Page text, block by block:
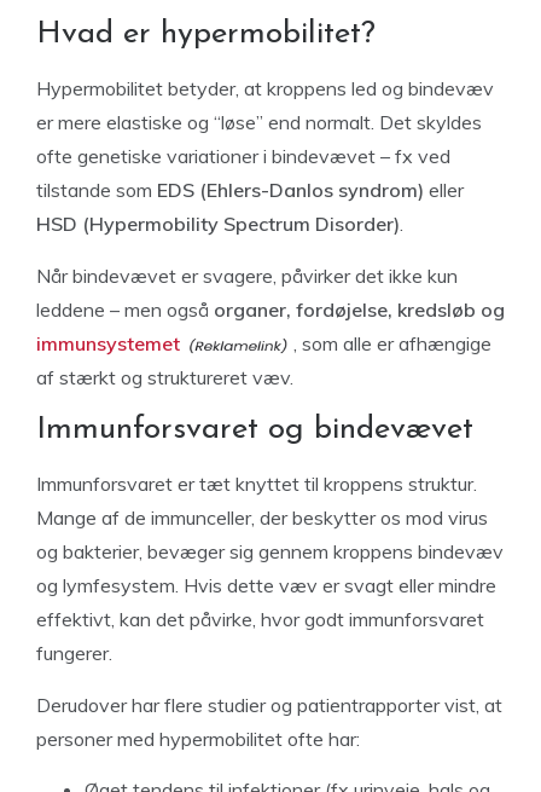
Hvad er hypermobilitet?
Hypermobilitet betyder, at kroppens led og bindevæv
er mere elastiske og “løse” end normalt. Det skyldes
ofte genetiske variationer i bindevævet – fx ved
tilstande som EDS (Ehlers-Danlos syndrom) eller
HSD (Hypermobility Spectrum Disorder).
Når bindevævet er svagere, påvirker det ikke kun
leddene – men også organer, fordøjelse, kredsløb og
immunsystemet
, som alle er afhængige
af stærkt og struktureret væv.
Immunforsvaret og bindevævet
Immunforsvaret er tæt knyttet til kroppens struktur.
Mange af de immunceller, der beskytter os mod virus
og bakterier, bevæger sig gennem kroppens bindevæv
og lymfesystem. Hvis dette væv er svagt eller mindre
effektivt, kan det påvirke, hvor godt immunforsvaret
fungerer.
Derudover har flere studier og patientrapporter vist, at
personer med hypermobilitet ofte har: